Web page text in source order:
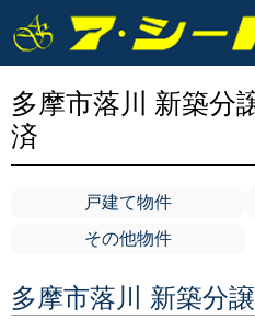
多摩市落川 新築分
済
戸建て物件
その他物件
多摩市落川 新築分